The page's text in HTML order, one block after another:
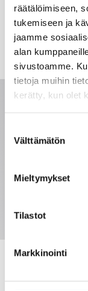
räätälöimiseen,
tukemiseen ja
jaamme
alan
sivustoamme.
tietoja muihin
kerätty, kun olet
valinta
Välttämätön
Mieltymykset
Tilastot
Markkinointi
Saat